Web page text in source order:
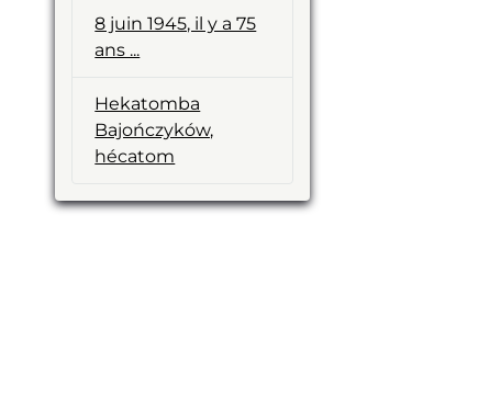
8 juin 1945, il y a 75
ans ...
Hekatomba
Bajończyków,
hécatom